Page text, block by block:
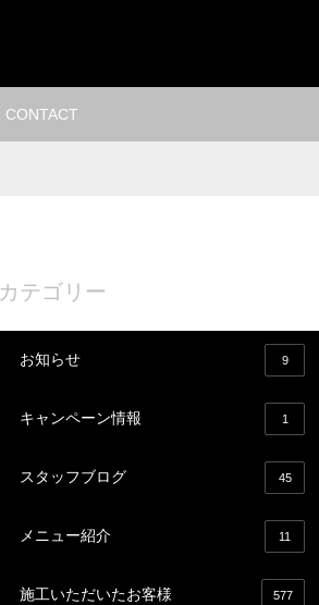
CONTACT
カテゴリー
お知らせ 9
キャンペーン情報 1
スタッフブログ 45
メニュー紹介 11
施工いただいたお客様 577